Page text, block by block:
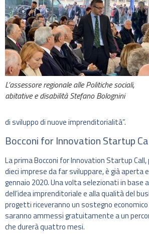
L’assessore regionale alle Politiche sociali,
abitative e disabilità Stefano Bolognini
di sviluppo di nuove imprenditorialità”.
Bocconi for Innovation Startup
La prima Bocconi for Innovation Startup
dieci imprese da far sviluppare, è già aperta
gennaio 2020. Una volta selezionati in base
dell’idea imprenditoriale e alla qualità del
progetti riceveranno un sostegno
saranno ammessi gratuitamente a un
che durerà quattro mesi.